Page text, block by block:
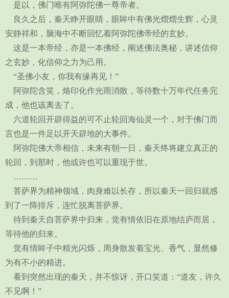
是以，佛门唯有阿弥陀佛一尊帝者。
良久之后，秦天睁开眼睛，眼眸中有佛光熠熠生辉，心灵
安静祥和，脑海中不断回忆着阿弥陀佛帝经的玄妙。
这是一本帝经，亦是一本佛经，阐述佛法奥秘，讲述信仰
之玄妙，化信仰之力为己用。
“圣佛小友，你我有缘再见！”
阿弥陀含笑，烙印化作光雨消散，等待数十万年代任务完
成，他也该离去了。
六道轮回开辟得益的可不止轮回海仙灵一个，对于佛门而
言也是一件足以开天辟地的大事件。
阿弥陀佛大帝相信，未来有朝一日，秦天终将建立真正的
轮回，到那时，他或许也可以重现于世。
………
菩萨界为精神领域，肉身难以长存，所以秦天一回归就感
到了一阵排斥，连忙脱离菩萨界。
待到秦天自菩萨界中归来，觉有情依旧在原地结庐而居，
等待他的归来。
觉有情眸子中精光闪烁，周身散发着宝光、香气，显然修
为有不小的精进。
看到突然出现的秦天，并不惊讶，开口笑道：“道友，许久
不见啊！”